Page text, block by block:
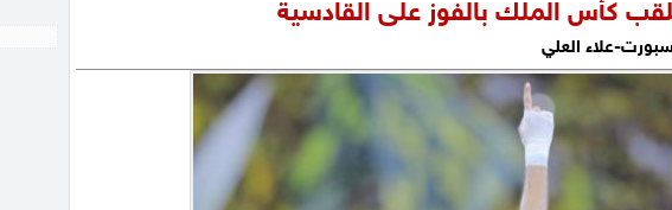
كأس الملك بالفوز على القادسية
سبورت-علاء العلي